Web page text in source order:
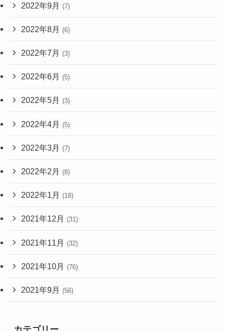
2022年9月 (7)
2022年8月 (6)
2022年7月 (3)
2022年6月 (5)
2022年5月 (3)
2022年4月 (5)
2022年3月 (7)
2022年2月 (8)
2022年1月 (18)
2021年12月 (31)
2021年11月 (32)
2021年10月 (76)
2021年9月 (56)